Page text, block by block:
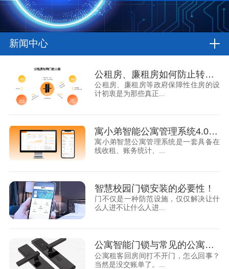
新闻中心
公租房、廉租房如何防止转租？
公租房、廉租房等政府保障性住房的设
计初衷是为那些真正...
寓小弟智能公寓管理系统4.0版即将问世，公寓管理再升级！
寓小弟智慧公寓管理系统是一套具备在
线收租、账务统计、...
智慧校园门锁安装的必要性！
门不仅是一种防范设施，仅仅解决让什
么人进不让什么人进...
公寓智能门锁与常见的公寓房卡有什么区别？
公寓租客回房间打不开门，怎么回事？
当然是没交账单了。...